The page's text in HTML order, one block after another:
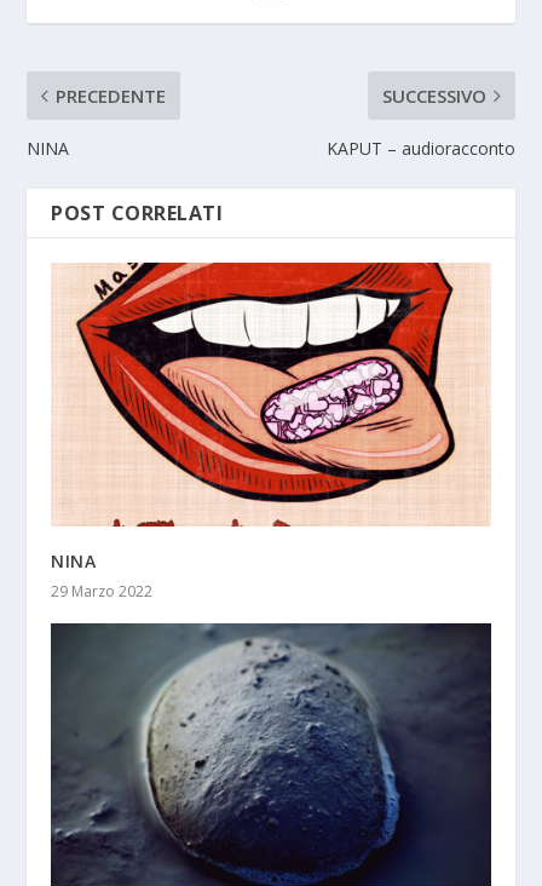
PRECEDENTE
NINA
SUCCESSIVO
KAPUT – audioracconto
POST CORRELATI
NINA
29 Marzo 2022